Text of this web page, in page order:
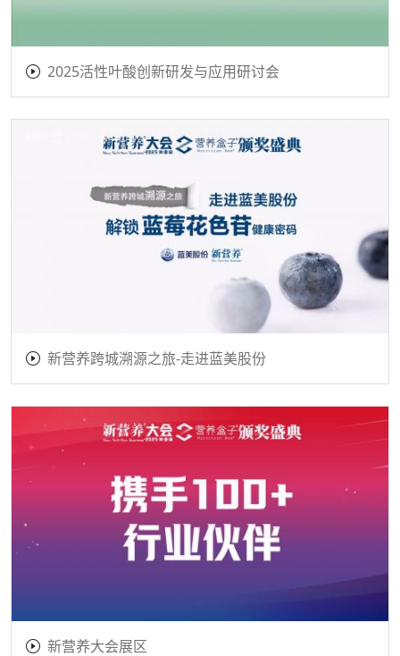
2025活性叶酸创新研发与应用研讨会
新营养跨城溯源之旅-走进蓝美股份
新营养大会展区